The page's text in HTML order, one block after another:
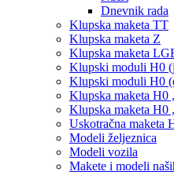
Dnevnik rada
Klupska maketa TT
Klupska maketa Z
Klupska maketa
Klupski moduli H0
Klupski moduli H0
Klupska maketa H0
Klupska maketa H0
Uskotračna maketa
Modeli željeznica
Modeli vozila
Makete i modeli